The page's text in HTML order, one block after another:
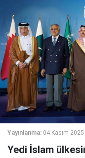
Yayınlanma: 04 Kasım 2025
Yedi İslam